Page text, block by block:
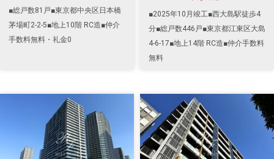
■総戸数81戸■東京都中央区日本橋
茅場町2-2-5■地上10階 RC造■仲介
手数料無料・礼金0
■2025年10月竣工■西大島駅徒歩4
分■総戸数446戸■東京都江東区大島
4-6-17■地上14階 RC造■仲介手数料
無料